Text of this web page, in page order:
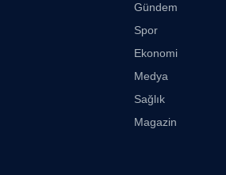
Gündem
Spor
Ekonomi
Medya
Sağlık
Magazin